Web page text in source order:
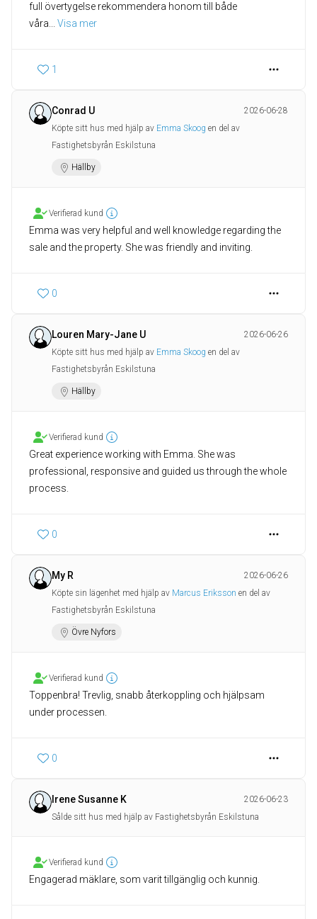
full övertygelse rekommendera honom till både
våra
Visa mer
1
Conrad U
2026-06-28
Köpte sitt hus med hjälp av Emma Skoog en del av
Fastighetsbyrån Eskilstuna
Hällby
Verifierad kund
Emma was very helpful and well knowledge regarding the
sale and the property. She was friendly and inviting.
0
Louren Mary-Jane U
2026-06-26
Köpte sitt hus med hjälp av Emma Skoog en del av
Fastighetsbyrån Eskilstuna
Hällby
Verifierad kund
Great experience working with Emma. She was
professional, responsive and guided us through the whole
process.
0
My R
2026-06-26
Köpte sin lägenhet med hjälp av Marcus Eriksson en del av
Fastighetsbyrån Eskilstuna
Övre Nyfors
Verifierad kund
Toppenbra! Trevlig, snabb återkoppling och hjälpsam
under processen.
0
Irene Susanne K
2026-06-23
Sålde sitt hus med hjälp av Fastighetsbyrån Eskilstuna
Verifierad kund
Engagerad mäklare, som varit tillgänglig och kunnig.